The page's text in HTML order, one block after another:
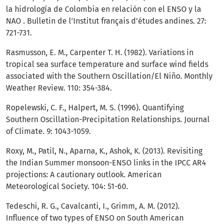
la hidrología de Colombia en relación con el ENSO y la
NAO . Bulletin de l’Institut français d’études andines. 27:
721-731.
Rasmusson, E. M., Carpenter T. H. (1982). Variations in
tropical sea surface temperature and surface wind fields
associated with the Southern Oscillation/El Niño. Monthly
Weather Review. 110: 354-384.
Ropelewski, C. F., Halpert, M. S. (1996). Quantifying
Southern Oscillation-Precipitation Relationships. Journal
of Climate. 9: 1043-1059.
Roxy, M., Patil, N., Aparna, K., Ashok, K. (2013). Revisiting
the Indian Summer monsoon-ENSO links in the IPCC AR4
projections: A cautionary outlook. American
Meteorological Society. 104: 51-60.
Tedeschi, R. G., Cavalcanti, I., Grimm, A. M. (2012).
Influence of two types of ENSO on South American